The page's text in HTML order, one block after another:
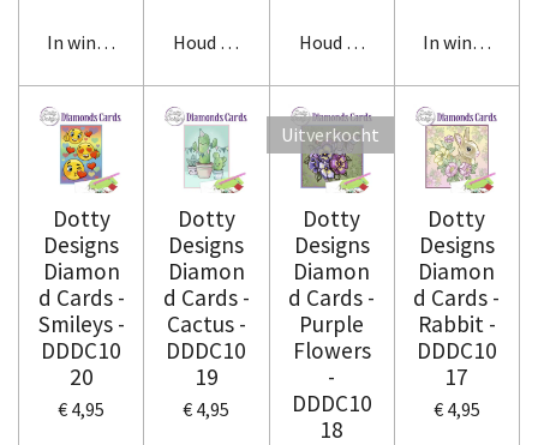
In winkelwagenHoud mij op de hoogteHoud mij op de hoogte
In
Dotty
Designs
Diamon
d Cards -
Smileys -
DDDC10
20
€ 4,95
Dotty
Designs
Diamon
d Cards -
Cactus -
DDDC10
19
€ 4,95
Uitverkocht
Dotty
Designs
Diamon
d Cards -
Purple
Flowers
-
DDDC10
18
Dotty
Designs
Diamon
d Cards -
Rabbit -
DDDC10
17
€ 4,95